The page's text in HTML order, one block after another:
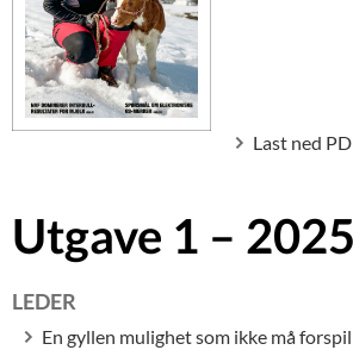
Last ned
Utgave 1 – 2025
LEDER
En gyllen mulighet som ikke må